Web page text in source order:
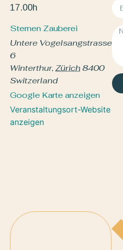
17.00h
Sternen Zauberei
Untere Vogelsangstrasse
6
Winterthur, Zürich8400
Switzerland
Google Karte anzeigen
Veranstaltungsort-Website
anzeigen